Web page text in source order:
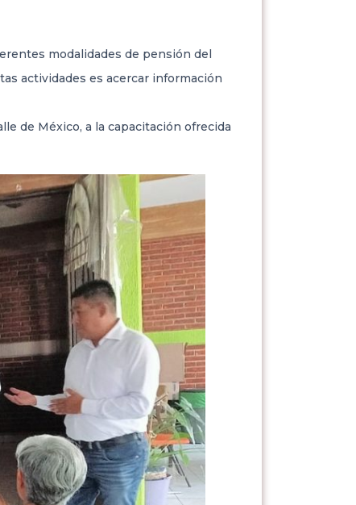
modalidades de pensión del
actividades es acercar información
de México, a la capacitación ofrecida